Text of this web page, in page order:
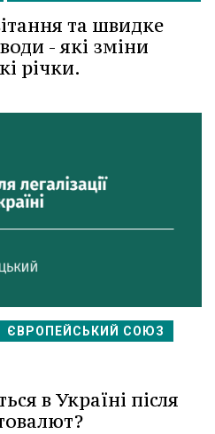
та швидке
- які зміни
річки.
ЄВРОПЕЙСЬКИЙ СОЮЗ
в Україні після